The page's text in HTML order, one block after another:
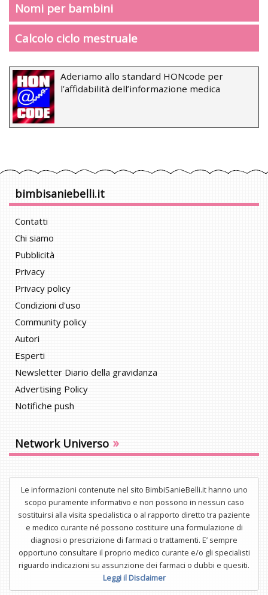
Nomi per bambini
Calcolo ciclo mestruale
Aderiamo allo standard HONcode per
l’affidabilità dell’informazione medica
bimbisaniebelli.it
Contatti
Chi siamo
Pubblicità
Privacy
Privacy policy
Condizioni d'uso
Community policy
Autori
Esperti
Newsletter Diario della gravidanza
Advertising Policy
Notifiche push
Network Universo »
Le informazioni contenute nel sito BimbiSanieBelli.it hanno uno
scopo puramente informativo e non possono in nessun caso
sostituirsi alla visita specialistica o al rapporto diretto tra paziente
e medico curante né possono costituire una formulazione di
diagnosi o prescrizione di farmaci o trattamenti. E’ sempre
opportuno consultare il proprio medico curante e/o gli specialisti
riguardo indicazioni su assunzione dei farmaci o dubbi e quesiti.
Leggi il Disclaimer